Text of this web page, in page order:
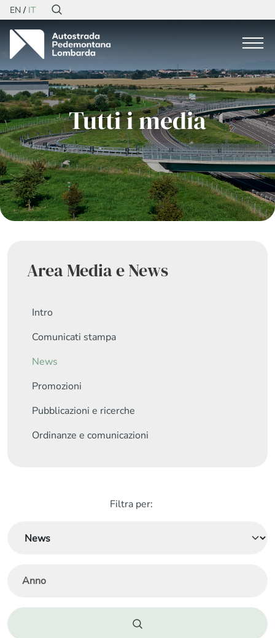
EN IT
Tutti i media
Area Media e News
Intro
Comunicati stampa
News
Promozioni
Pubblicazioni e ricerche
Ordinanze e comunicazioni